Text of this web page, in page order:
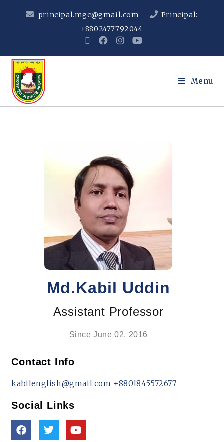
principal.mgc@gmail.com
Principal:
+8802477792044
Menu
Md.Kabil Uddin
Assistant Professor
Since June 02, 2016
Contact Info
kabilenglish@gmail.com +8801845572677
Social Links